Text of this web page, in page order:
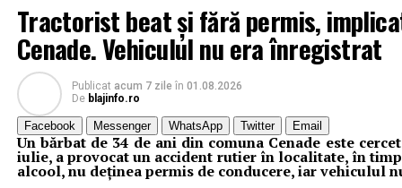
Tractorist beat și fără permis,
Cenade. Vehiculul nu era înregistrat
Publicat acum 7 zile în 01.08.2026
De blajinfo.ro
Facebook Messenger WhatsApp Twitter Email
Un bărbat de 34 de ani din comuna Cenade este
iulie, a provocat un accident rutier în localitate, în
alcool, nu deținea permis de conducere, iar vehiculul